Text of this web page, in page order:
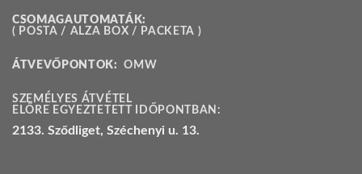
CSOMAGAUTOMATÁK:
( POSTA / ALZA BOX / PACKETA )
ÁTVEVŐPONTOK:OMW
SZEMÉLYES ÁTVÉTEL
ELŐRE EGYEZTETETT IDŐPONTBAN:
2133. Sződliget, Széchenyi u. 13.